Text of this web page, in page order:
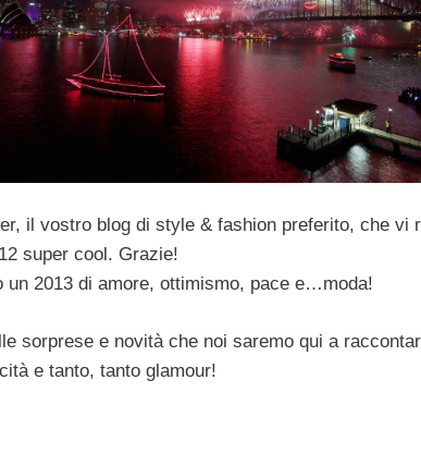
il vostro blog di style & fashion preferito, che vi
super cool. Grazie!
un 2013 di amore, ottimismo, pace e…moda!
sorprese e novità che noi saremo qui a
e tanto, tanto glamour!